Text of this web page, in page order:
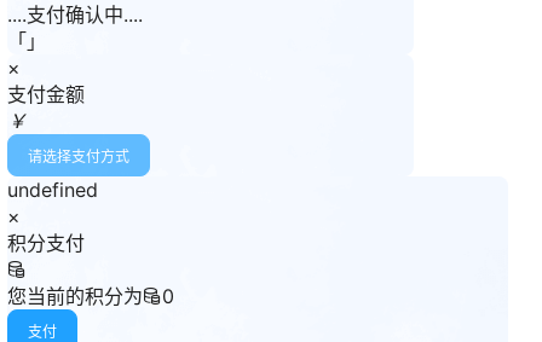
....支付确认中....
「 」
×
支付金额
￥
请选择支付方式
undefined
×
积分支付
您当前的积分为 0
支付